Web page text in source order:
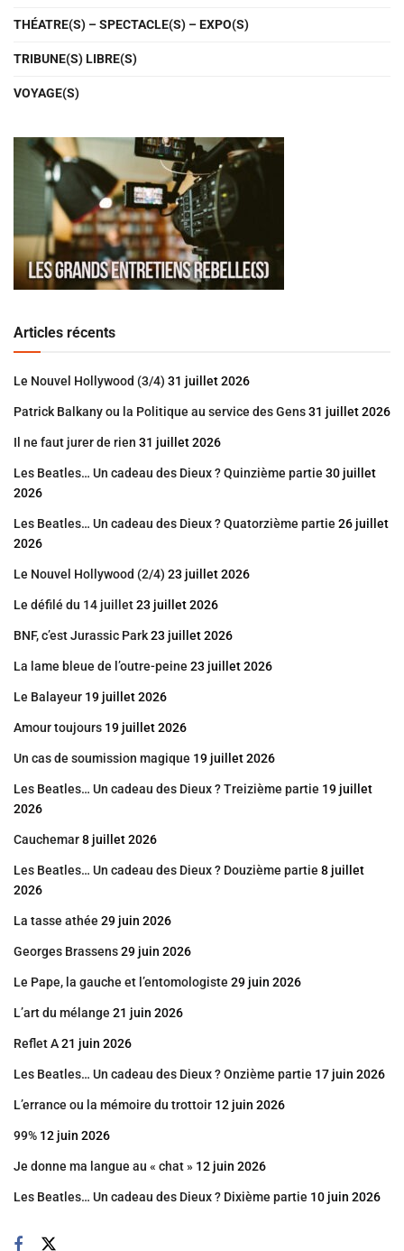
THÉATRE(S) – SPECTACLE(S) – EXPO(S)
TRIBUNE(S) LIBRE(S)
VOYAGE(S)
Articles récents
Le Nouvel Hollywood (3/4) 31 juillet 2026
Patrick Balkany ou la Politique au service des Gens31 juillet 2026
Il ne faut jurer de rien 31 juillet 2026
Les Beatles… Un cadeau des Dieux ? Quinzième partie 30 juillet
2026
Les Beatles… Un cadeau des Dieux ? Quatorzième partie 26 juillet
2026
Le Nouvel Hollywood (2/4) 23 juillet 2026
Le défilé du 14 juillet23 juillet 2026
BNF, c’est Jurassic Park23 juillet 2026
La lame bleue de l’outre-peine 23 juillet 2026
Le Balayeur 19 juillet 2026
Amour toujours 19 juillet 2026
Un cas de soumission magique 19 juillet 2026
Les Beatles… Un cadeau des Dieux ? Treizième partie 19 juillet
2026
Cauchemar8 juillet 2026
Les Beatles… Un cadeau des Dieux ? Douzième partie 8 juillet
2026
La tasse athée 29 juin 2026
Georges Brassens29 juin 2026
Le Pape, la gauche et l’entomologiste 29 juin 2026
L’art du mélange 21 juin 2026
Reflet A21 juin 2026
Les Beatles… Un cadeau des Dieux ? Onzième partie 17 juin 2026
L’errance ou la mémoire du trottoir 12 juin 2026
99% 12 juin 2026
Je donne ma langue au « chat » 12 juin 2026
Les Beatles… Un cadeau des Dieux ? Dixième partie 10 juin 2026